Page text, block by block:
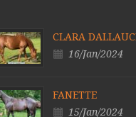
CLARA
16/Jan/2024
FANETTE
15/Jan/2024